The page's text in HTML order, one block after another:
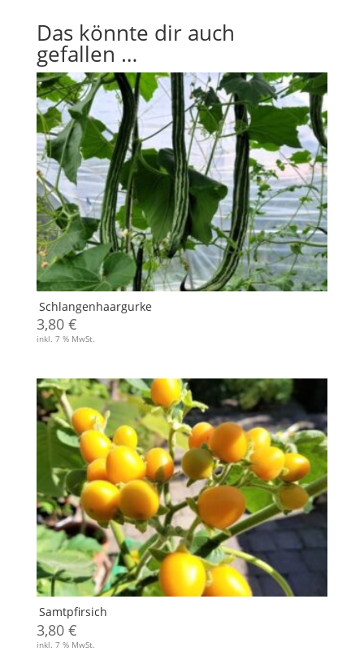
Das könnte dir auch
gefallen …
Schlangenhaargurke
3,80 €
inkl. 7 % MwSt.
Samtpfirsich
3,80 €
inkl. 7 % MwSt.